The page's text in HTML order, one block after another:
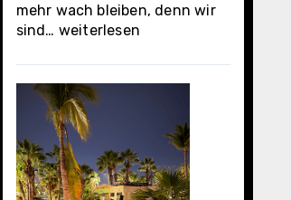
mehr wach bleiben, denn wir
sind… La
(Casa
Oasis
Tag
4)
weiterlesen